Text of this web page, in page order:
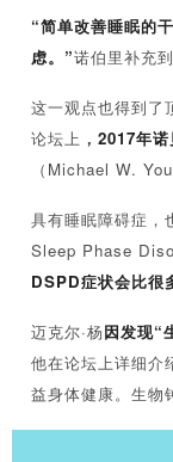
“简单改善睡眠的
虑。”诺伯里补充到
这一观点也得到了
论坛上 ， 2017年
（Michael W.
具有睡眠障碍症，
Sleep Phase
DSPD症状会比很
迈克尔·杨因发现“
他在论坛上详细介
益身体健康。生物